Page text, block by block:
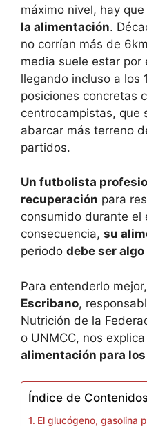
máximo nivel, hay que
la alimentación.
no corrían más de
media suele estar por
llegando incluso a los
posiciones concretas
centrocampistas, que
abarcar más terreno
partidos.
Un futbolista
recuperación para
consumido durante el
consecuencia, su
periodo debe ser
Para entenderlo
Escribano,
Nutrición de la
o UNMCC, nos
alimentación para
Índice de
El glucógeno, gasolina